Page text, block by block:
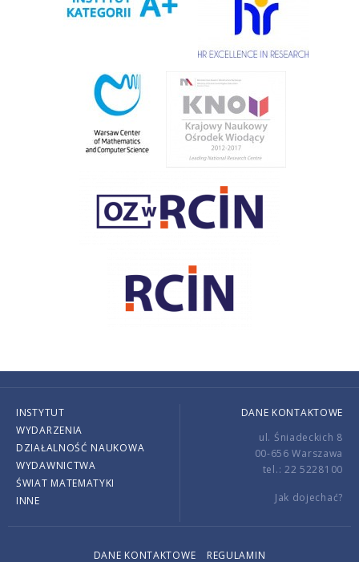
INSTYTUT
WYDARZENIA
DZIAŁALNOŚĆ NAUKOWA
WYDAWNICTWA
ŚWIAT MATEMATYKI
INNE
DANE KONTAKTOWE
ul. Śniadeckich 8
00-656 Warszawa
tel.: 22 5228100
Jak dojechać?
DANE KONTAKTOWE REGULAMIN